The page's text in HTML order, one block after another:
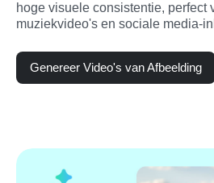
hoge visuele consistentie, perfect
muziekvideo's en sociale media-
Genereer Video's van Afbeelding